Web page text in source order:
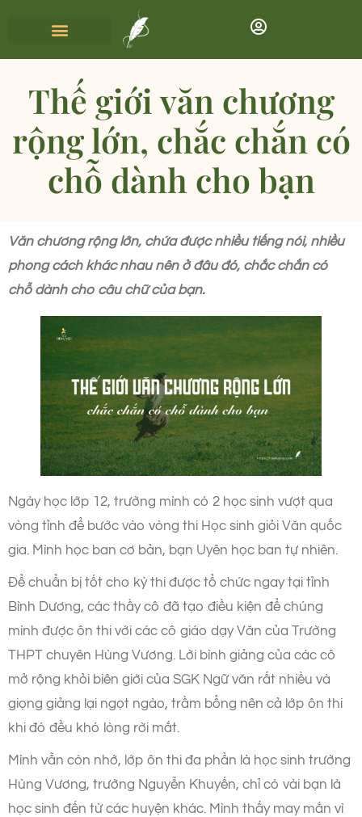
Thế giới văn chương
rộng lớn, chắc chắn có
chỗ dành cho bạn
Văn chương rộng lớn, chứa được nhiều tiếng nói, nhiều
phong cách khác nhau nên ở đâu đó, chắc chắn có
chỗ dành cho câu chữ của bạn.
Ngày học lớp 12, trường mình có 2 học sinh vượt qua
vòng tỉnh để bước vào vòng thi Học sinh giỏi Văn quốc
gia. Mình học ban cơ bản, bạn Uyên học ban tự nhiên.
Để chuẩn bị tốt cho kỳ thi được tổ chức ngay tại tỉnh
Bình Dương, các thầy cô đã tạo điều kiện để chúng
mình được ôn thi với các cô giáo dạy Văn của Trường
THPT chuyên Hùng Vương. Lời bình giảng của các cô
mở rộng khỏi biên giới của SGK Ngữ văn rất nhiều và
giọng giảng lại ngọt ngào, trầm bổng nên cả lớp ôn thi
khi đó đều khó lòng rời mắt.
Mình vẫn còn nhớ, lớp ôn thi đa phần là học sinh trường
Hùng Vương, trường Nguyễn Khuyến, chỉ có vài bạn là
học sinh đến từ các huyện khác. Mình thấy may mắn vì